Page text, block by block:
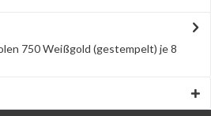
750 Weißgold (gestempelt) je 8